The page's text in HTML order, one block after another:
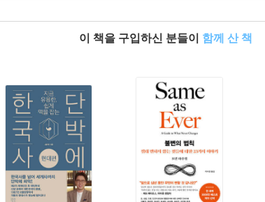
이 책을 구입하신 분들이 함께 산 책